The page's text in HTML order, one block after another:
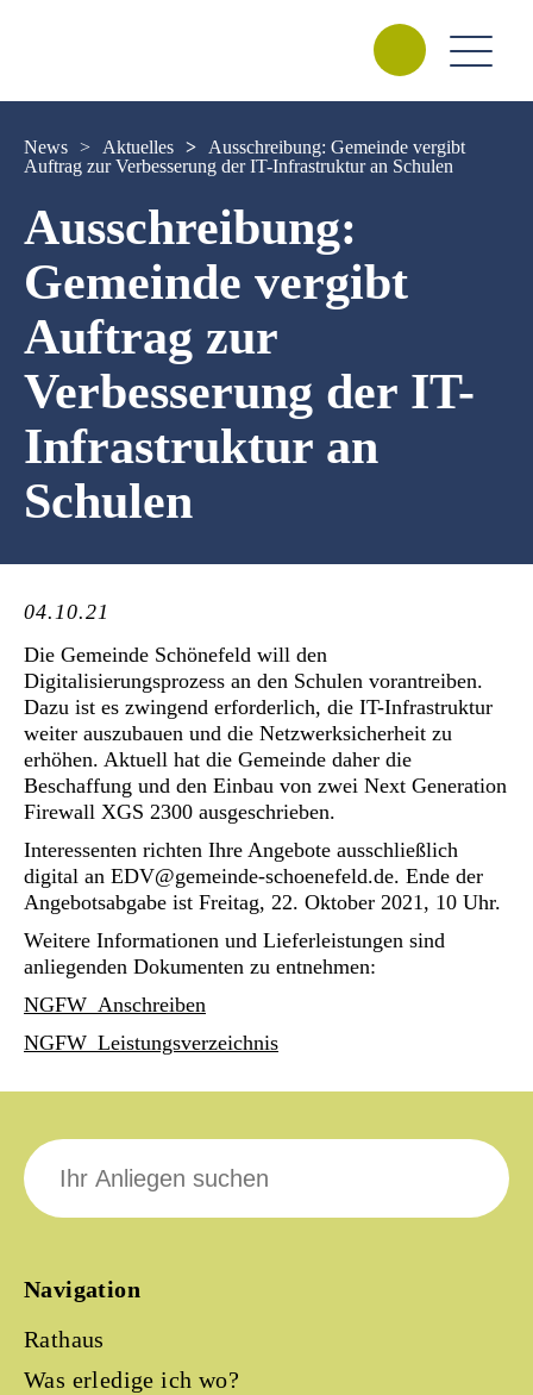
News > Aktuelles >
Ausschreibung: Gemeinde vergibt
Auftrag zur Verbesserung der IT-Infrastruktur an Schulen
Ausschreibung:
Gemeinde vergibt
Auftrag zur
Verbesserung der IT-
Infrastruktur an
Schulen
04.10.21
Die Gemeinde Schönefeld will den
Digitalisierungsprozess an den Schulen vorantreiben.
Dazu ist es zwingend erforderlich, die IT-Infrastruktur
weiter auszubauen und die Netzwerksicherheit zu
erhöhen. Aktuell hat die Gemeinde daher die
Beschaffung und den Einbau von zwei Next Generation
Firewall XGS 2300 ausgeschrieben.
Interessenten richten Ihre Angebote ausschließlich
digital an EDV@gemeinde-schoenefeld.de. Ende der
Angebotsabgabe ist Freitag, 22. Oktober 2021, 10 Uhr.
Weitere Informationen und Lieferleistungen sind
anliegenden Dokumenten zu entnehmen:
NGFW_Anschreiben
NGFW_Leistungsverzeichnis
Navigation
Rathaus
Was erledige ich wo?
Suche
nach: